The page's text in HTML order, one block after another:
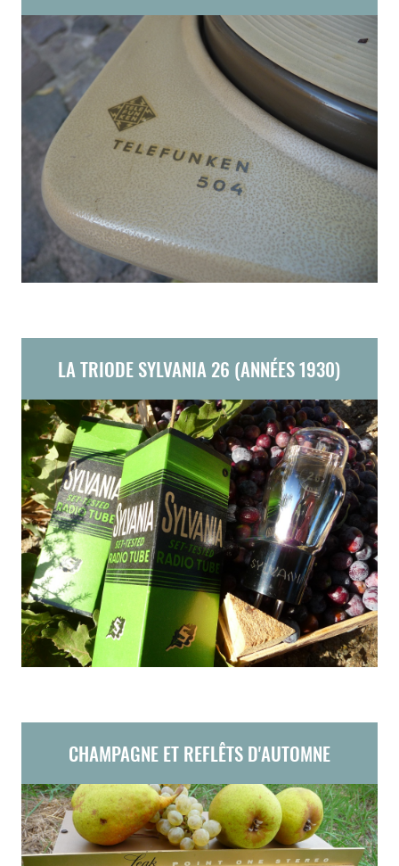
LA TRIODE SYLVANIA 26 (ANNÉES 1930)
CHAMPAGNE ET REFLÊTS D'AUTOMNE